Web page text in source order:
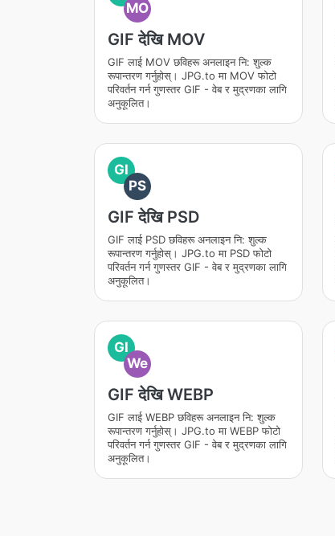
MO
GIF देखि MOV
GIF लाई MOV छविहरू अनलाइन नि: शुल्क
रूपान्तरण गर्नुहोस्। JPG.to मा MOV फोटो
परिवर्तन गर्न गुणस्तर GIF - वेब र मुद्रणका लागि
अनुकूलित।
GI
PS
GIF देखि PSD
GIF लाई PSD छविहरू अनलाइन नि: शुल्क
रूपान्तरण गर्नुहोस्। JPG.to मा PSD फोटो
परिवर्तन गर्न गुणस्तर GIF - वेब र मुद्रणका लागि
अनुकूलित।
GI
We
GIF देखि WEBP
GIF लाई WEBP छविहरू अनलाइन नि: शुल्क
रूपान्तरण गर्नुहोस्। JPG.to मा WEBP फोटो
परिवर्तन गर्न गुणस्तर GIF - वेब र मुद्रणका लागि
अनुकूलित।